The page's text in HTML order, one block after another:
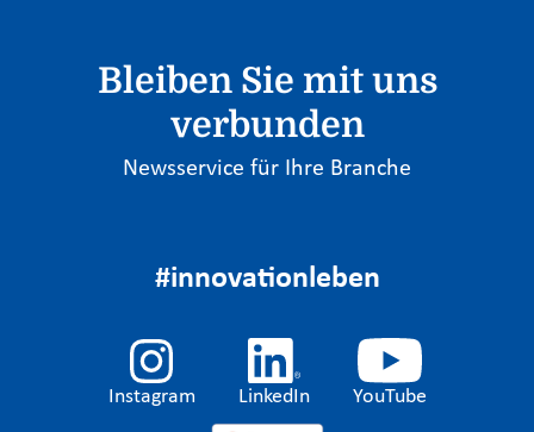
Bleiben Sie mit uns
verbunden
Newsservice für Ihre Branche
#innovationleben
Instagram LinkedIn YouTube